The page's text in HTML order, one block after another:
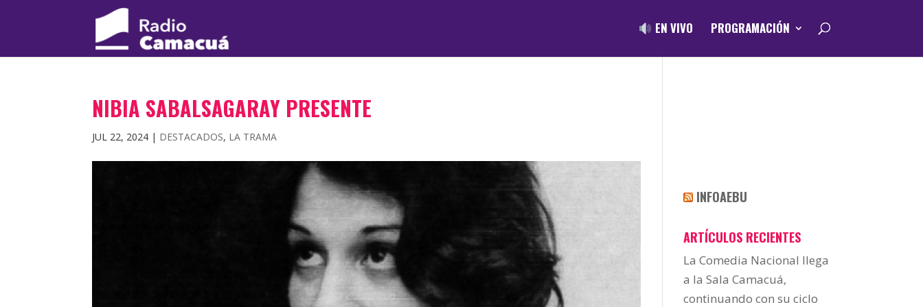
EN VIVO PROGRAMACIÓN
NIBIA SABALSAGARAY PRESENTE
JUL 22, 2024 | DESTACADOS, LA TRAMA
INFOAEBU
ARTÍCULOS RECIENTES
La Comedia Nacional llega
a la Sala Camacuá,
continuando con su ciclo